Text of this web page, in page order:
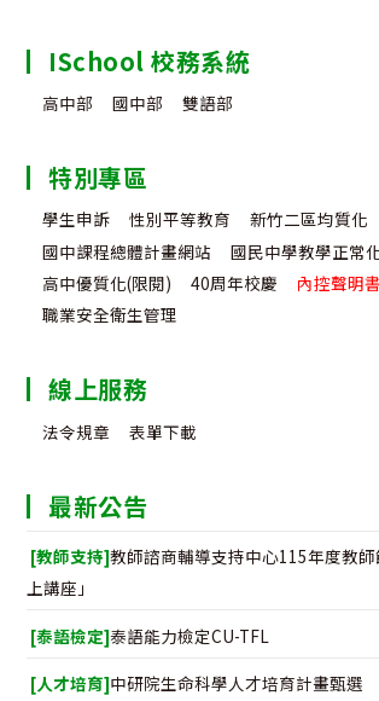
ISchool 校務系統
高中部 國中部 雙語部
特別專區
學生申訴 性別平等教育 新竹二區均質化
國中課程總體計畫網站
國民中學教學正常
高中優質化(限閱)
40周年校慶 內控聲明書
職業安全衛生管理
線上服務
法令規章 表單下載
最新公告
[教師支持]教師諮商輔導支持中心115年度教
上講座」
[泰語檢定]泰語能力檢定CU-TFL
[人才培育]中研院生命科學人才培育計畫甄選